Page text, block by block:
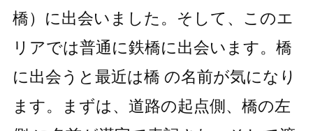
橋）に出会いました。そして、このエ
リアでは普通に鉄橋に出会います。橋
に出会うと最近は橋 の名前が気になり
ます。まずは、道路の起点側、橋の左